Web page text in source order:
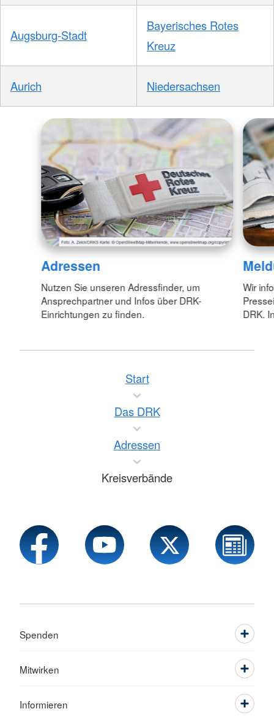
Augsburg-Stadt
Bayerisches Rotes
Kreuz
Aurich Niedersachsen
Adressen
Nutzen Sie unseren Adressfinder, um
Ansprechpartner und Infos über DRK-
Einrichtungen zu finden.
Wir
DRK.
Start
Das DRK
Adressen
Kreisverbände
Spenden
Mitwirken
Informieren